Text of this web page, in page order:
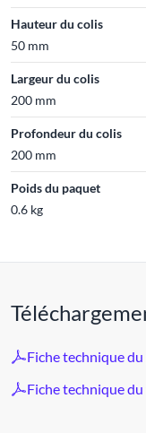
Hauteur du colis
50 mm
Largeur du colis
200 mm
Profondeur du colis
200 mm
Poids du paquet
0.6 kg
Fiche technique
Fiche technique